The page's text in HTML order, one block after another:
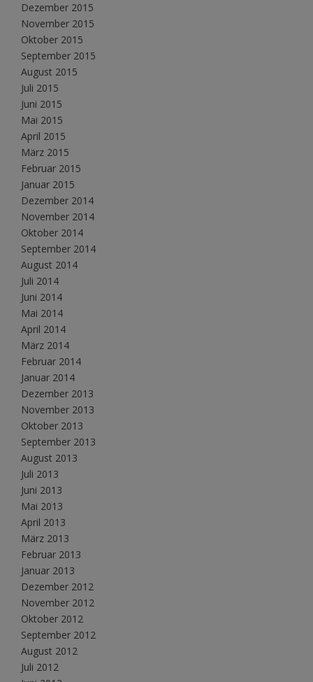
Dezember 2015
November 2015
Oktober 2015
September 2015
August 2015
Juli 2015
Juni 2015
Mai 2015
April 2015
März 2015
Februar 2015
Januar 2015
Dezember 2014
November 2014
Oktober 2014
September 2014
August 2014
Juli 2014
Juni 2014
Mai 2014
April 2014
März 2014
Februar 2014
Januar 2014
Dezember 2013
November 2013
Oktober 2013
September 2013
August 2013
Juli 2013
Juni 2013
Mai 2013
April 2013
März 2013
Februar 2013
Januar 2013
Dezember 2012
November 2012
Oktober 2012
September 2012
August 2012
Juli 2012